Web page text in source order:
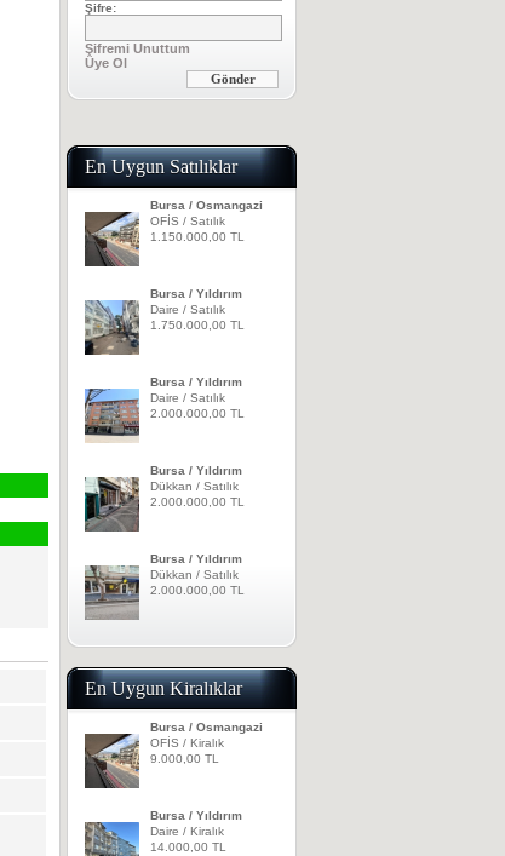
Şifre:
Şifremi Unuttum
Üye Ol
En Uygun Satılıklar
Bursa / Osmangazi
OFİS / Satılık
1.150.000,00 TL
Bursa / Yıldırım
Daire / Satılık
1.750.000,00 TL
Bursa / Yıldırım
Daire / Satılık
2.000.000,00 TL
Bursa / Yıldırım
Dükkan / Satılık
2.000.000,00 TL
Bursa / Yıldırım
Dükkan / Satılık
2.000.000,00 TL
En Uygun Kiralıklar
Bursa / Osmangazi
OFİS / Kiralık
9.000,00 TL
Bursa / Yıldırım
Daire / Kiralık
14.000,00 TL